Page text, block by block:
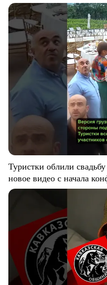
Туристки облили
новое видео с начала